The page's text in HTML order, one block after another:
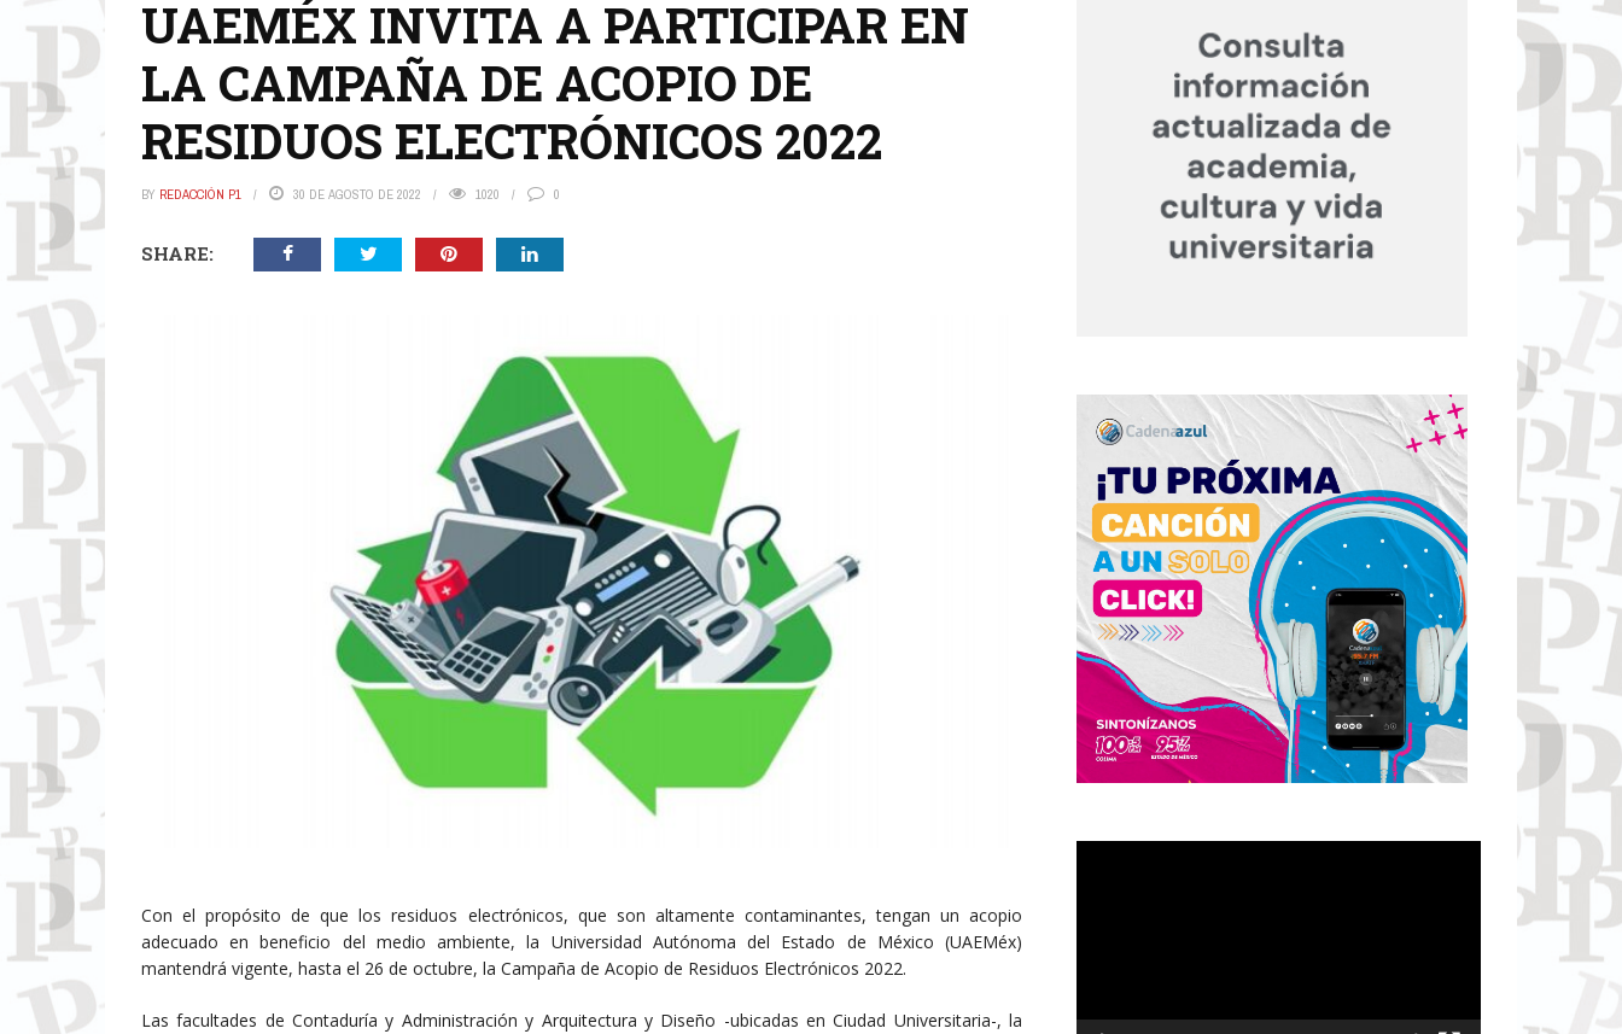
UAEMÉX INVITA A PARTICIPAR EN
LA CAMPAÑA DE ACOPIO DE
RESIDUOS ELECTRÓNICOS 2022
BY REDACCIÓN P1 30 DE AGOSTO DE 2022 1020 0
SHARE:
Con el propósito de que los residuos electrónicos, que son altamente contaminantes, tengan un acopio
adecuado en beneficio del medio ambiente, la Universidad Autónoma del Estado de México (UAEMéx)
mantendrá vigente, hasta el 26 de octubre, la Campaña de Acopio de Residuos Electrónicos 2022.
Las facultades de Contaduría y Administración y Arquitectura y Diseño -ubicadas en Ciudad Universitaria-, la